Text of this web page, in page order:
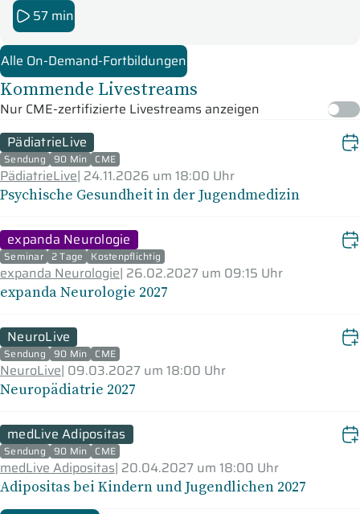
57 min
Alle On-Demand-Fortbildungen
Kommende Livestreams
Nur CME-zertifizierte Livestreams anzeigen
PädiatrieLive
Sendung 90 Min CME
PädiatrieLive| 24.11.2026 um 18:00 Uhr
Psychische Gesundheit in der Jugendmedizin
expanda Neurologie
Seminar 2 Tage Kostenpflichtig
expanda Neurologie| 26.02.2027 um 09:15 Uhr
expanda Neurologie 2027
NeuroLive
Sendung 90 Min CME
NeuroLive| 09.03.2027 um 18:00 Uhr
Neuropädiatrie 2027
medLive Adipositas
Sendung 90 Min CME
medLive Adipositas| 20.04.2027 um 18:00 Uhr
Adipositas bei Kindern und Jugendlichen 2027